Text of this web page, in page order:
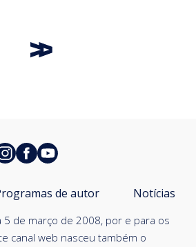
5 de março de 2008, por e para os
canal web nasceu também o
de autor Notícias